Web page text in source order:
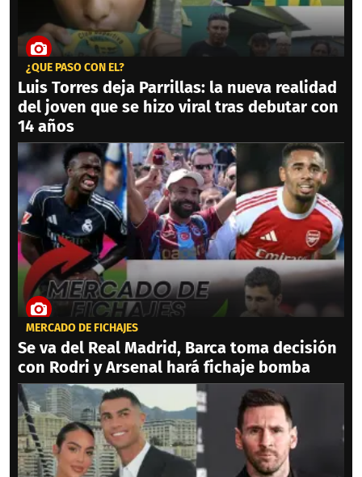
¿QUÉ PASÓ CON ÉL?
Luis Torres deja Parrillas: la nueva realidad
del joven que se hizo viral tras debutar con
14 años
MERCADO DE FICHAJES
Se va del Real Madrid, Barca toma decisión
con Rodri y Arsenal hará fichaje bomba